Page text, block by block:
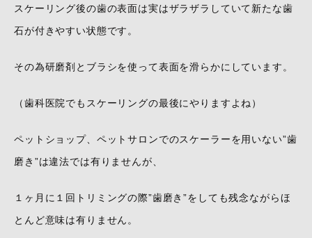
スケーリング後の歯の表面は実はザラザラしていて新たな歯
石が付きやすい状態です。
その為研磨剤とブラシを使って表面を滑らかにしています。
（歯科医院でもスケーリングの最後にやりますよね）
ペットショップ、ペットサロンでのスケーラーを用いない”歯
磨き”は違法では有りませんが、
１ヶ月に１回トリミングの際”歯磨き”をしても残念ながらほ
とんど意味は有りません。